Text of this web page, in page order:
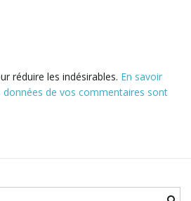
réduire les indésirables. En savoir
de vos commentaires sont